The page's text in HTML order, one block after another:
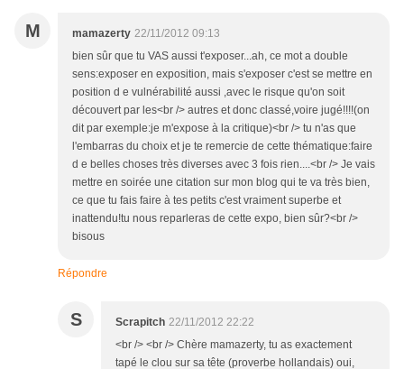
M mamazerty 22/11/2012 09:13
bien sûr que tu VAS aussi t'exposer...ah, ce mot a double
sens:exposer en exposition, mais s'exposer c'est se mettre en
position d e vulnérabilité aussi ,avec le risque qu'on soit
découvert par les<br /> autres et donc classé,voire jugé!!!!(on
dit par exemple:je m'expose à la critique)<br /> tu n'as que
l'embarras du choix et je te remercie de cette thématique:faire
d e belles choses très diverses avec 3 fois rien....<br /> Je vais
mettre en soirée une citation sur mon blog qui te va très bien,
ce que tu fais faire à tes petits c'est vraiment superbe et
inattendu!tu nous reparleras de cette expo, bien sûr?<br />
bisous
Répondre
S Scrapitch 22/11/2012 22:22
<br /> <br /> Chère mamazerty, tu as exactement
tapé le clou sur sa tête (proverbe hollandais) oui,